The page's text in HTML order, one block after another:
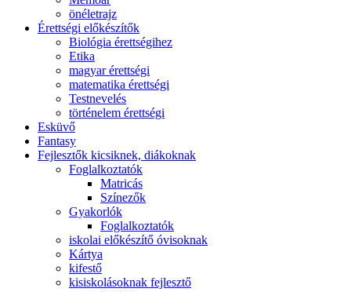
önéletrajz
Érettségi előkészítők
Biológia érettségihez
Etika
magyar érettségi
matematika érettségi
Testnevelés
történelem érettségi
Esküvő
Fantasy
Fejlesztők kicsiknek, diákoknak
Foglalkoztatók
Matricás
Színezők
Gyakorlók
Foglalkoztatók
iskolai előkészítő óvisoknak
Kártya
kifestő
kisiskolásoknak fejlesztő